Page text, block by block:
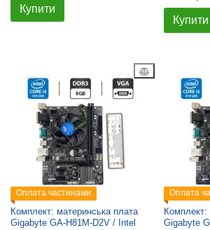
Купити
Купити
Оплата частинами
Комплект: материнська плата
Gigabyte GA-H81M-D2V / Intel
Оплата
Комплект:
Gigabyte